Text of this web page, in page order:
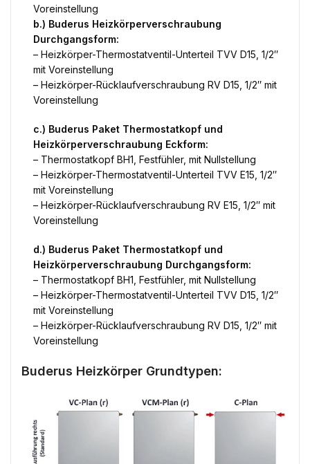
Voreinstellung
b.) Buderus Heizkörperverschraubung
Durchgangsform:
– Heizkörper-Thermostatventil-Unterteil TVV D15, 1/2″
mit Voreinstellung
– Heizkörper-Rücklaufverschraubung RV D15, 1/2″ mit
Voreinstellung
c.) Buderus Paket Thermostatkopf und
Heizkörperverschraubung Eckform:
– Thermostatkopf BH1, Festfühler, mit Nullstellung
– Heizkörper-Thermostatventil-Unterteil TVV E15, 1/2″
mit Voreinstellung
– Heizkörper-Rücklaufverschraubung RV E15, 1/2″ mit
Voreinstellung
d.) Buderus Paket Thermostatkopf und
Heizkörperverschraubung Durchgangsform:
– Thermostatkopf BH1, Festfühler, mit Nullstellung
– Heizkörper-Thermostatventil-Unterteil TVV D15, 1/2″
mit Voreinstellung
– Heizkörper-Rücklaufverschraubung RV D15, 1/2″ mit
Voreinstellung
Buderus Heizkörper Grundtypen: